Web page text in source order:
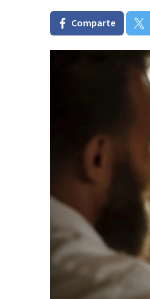
Comparte